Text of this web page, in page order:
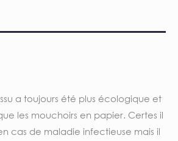
a toujours été plus écologique et
les mouchoirs en papier. Certes il
cas de maladie infectieuse mais il